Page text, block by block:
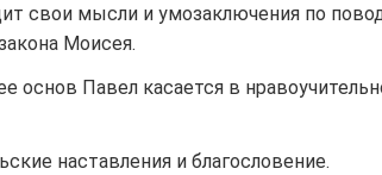
свои мысли и умозаключения по
Моисея.
основ Павел касается в
наставления и благословение.